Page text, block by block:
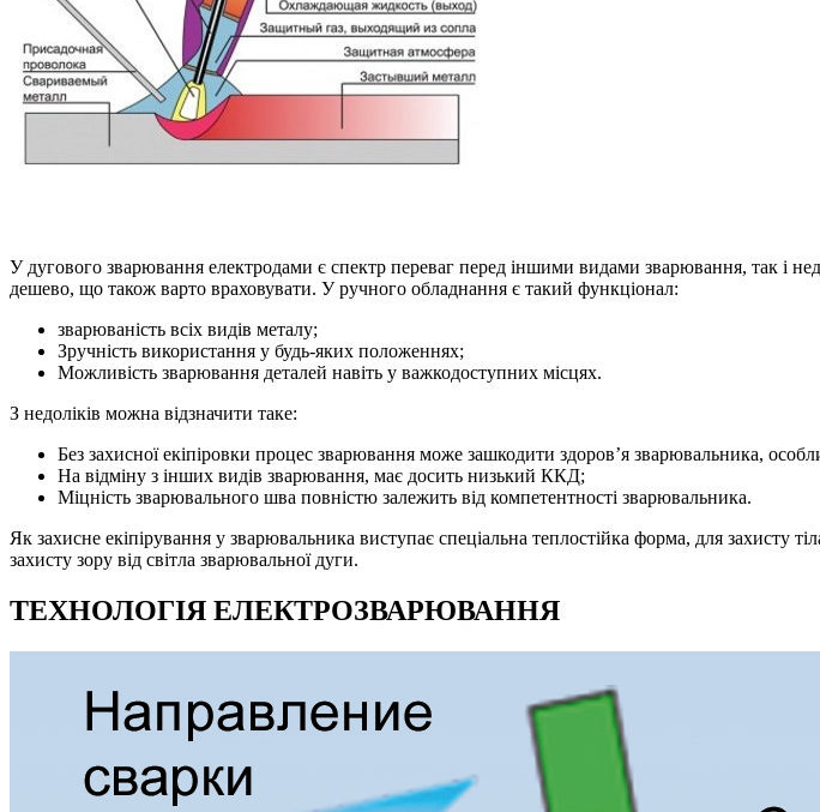
У дугового зварювання електродами є спектр переваг перед іншими видами зварювання, так і
дешево, що також варто враховувати. У ручного обладнання є такий функціонал:
зварюваність всіх видів металу;
Зручність використання у будь-яких положеннях;
Можливість зварювання деталей навіть у важкодоступних місцях.
З недоліків можна відзначити таке:
Без захисної екіпіровки процес зварювання може зашкодити здоров’я зварювальника,
На відміну з інших видів зварювання, має досить низький ККД;
Міцність зварювального шва повністю залежить від компетентності зварювальника.
Як захисне екіпірування у зварювальника виступає спеціальна теплостійка форма, для захисту
захисту зору від світла зварювальної дуги.
ТЕХНОЛОГІЯ ЕЛЕКТРОЗВАРЮВАННЯ